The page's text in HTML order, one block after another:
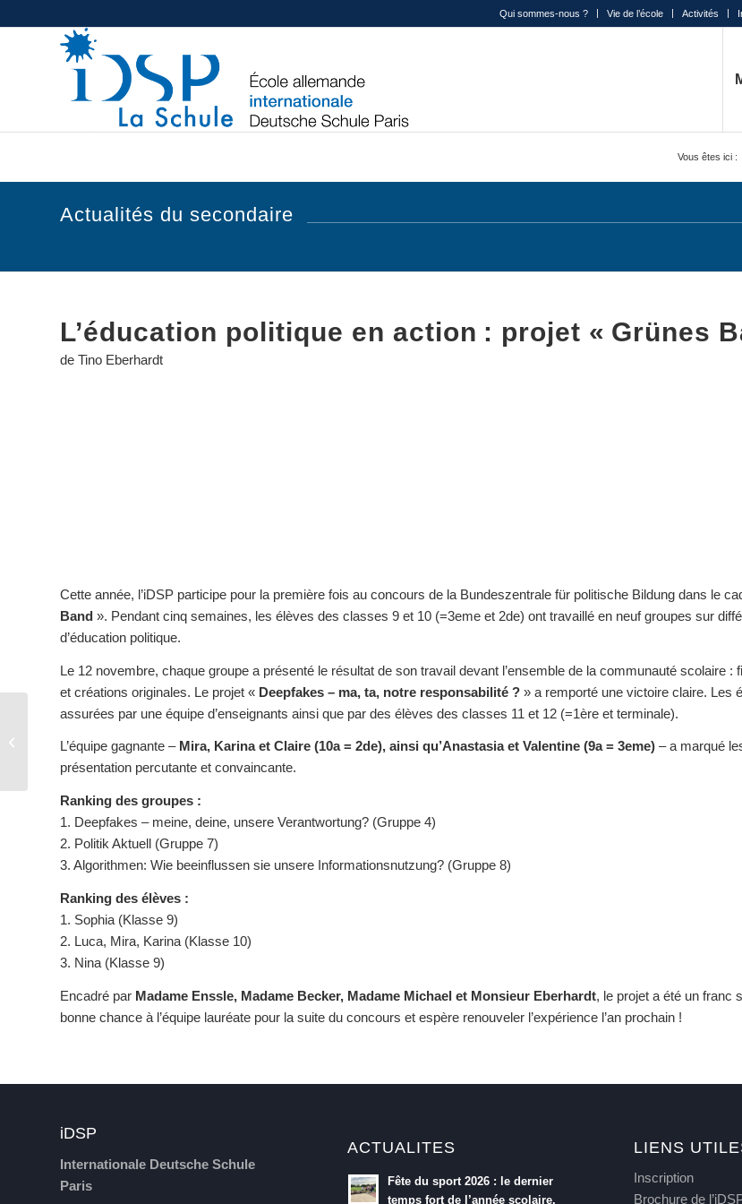
Qui sommes-nous ? Vie de l’école Activités
Vous êtes ici :
Actualités du secondaire
L’éducation politique en action : projet « Grünes
de Tino Eberhardt
Cette année, l’iDSP participe pour la première fois au concours de la Bundeszentrale für politische Bildung dans le
Band ». Pendant cinq semaines, les élèves des classes 9 et 10 (=3eme et 2de) ont travaillé en neuf groupes sur
d’éducation politique.
Le 12 novembre, chaque groupe a présenté le résultat de son travail devant l’ensemble de la communauté scolaire :
et créations originales. Le projet « Deepfakes – ma, ta, notre responsabilité ? » a remporté une victoire claire. Les
assurées par une équipe d’enseignants ainsi que par des élèves des classes 11 et 12 (=1ère et terminale).
L’équipe gagnante –Mira, Karina et Claire (10a = 2de), ainsi qu’Anastasia et Valentine (9a = 3eme) – a marqué
présentation percutante et convaincante.
Ranking des groupes :
1. Deepfakes – meine, deine, unsere Verantwortung? (Gruppe 4)
2. Politik Aktuell (Gruppe 7)
3. Algorithmen: Wie beeinflussen sie unsere Informationsnutzung? (Gruppe 8)
Ranking des élèves :
1. Sophia (Klasse 9)
2. Luca, Mira, Karina (Klasse 10)
3. Nina (Klasse 9)
Encadré par Madame Enssle, Madame Becker, Madame Michael et Monsieur Eberhardt, le projet a été un franc
bonne chance à l’équipe lauréate pour la suite du concours et espère renouveler l’expérience l’an prochain !
iDSP
Internationale Deutsche Schule
Paris
ACTUALITES
Fête du sport 2026 : le dernier
temps fort de l’année scolaire.
LIENS
Inscription
Brochure de
Coopération ABIBAC :
partenariats pour notre